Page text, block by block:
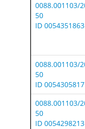
0088.001103/
50
ID 0054351863
0088.001103/
50
ID 0054305817
0088.001103/
50
ID 0054298213